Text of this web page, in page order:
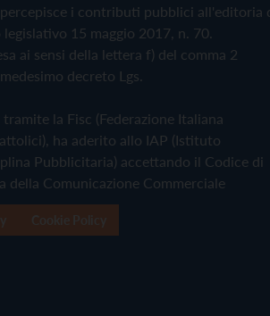
i contributi pubblici all'editoria
15 maggio 2017, n. 70.
ai sensi della lettera f) del comma 2
decreto Lgs.
la Fisc (Federazione Italiana
ha aderito allo IAP (Istituto
Pubblicitaria) accettando il Codice di
della Comunicazione Commerciale